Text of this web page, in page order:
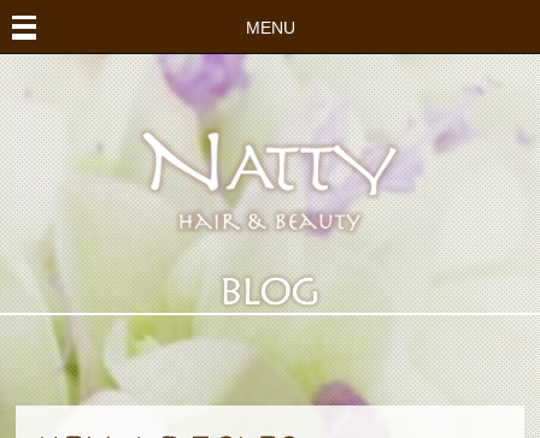
MENU